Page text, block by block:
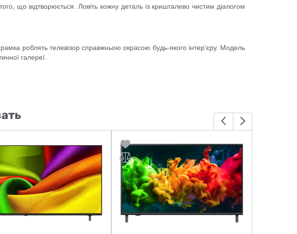
що відтворюється. Ловіть кожну деталь із кришталево чистим діалогом
роблять телевізор справжньою окрасою будь-якого інтер’єру. Модель
галереї.